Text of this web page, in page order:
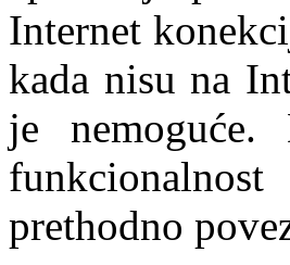
Internet
kada nisu na
je
prethodno